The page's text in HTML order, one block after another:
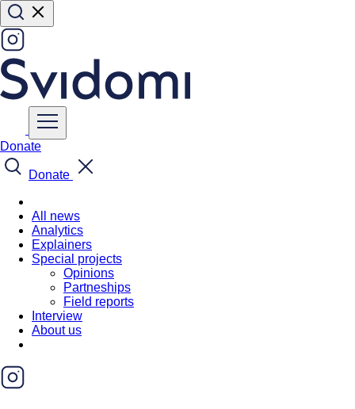
Donate
Donate
All news
Analytics
Explainers
Special projects
Opinions
Partneships
Field reports
Interview
About us